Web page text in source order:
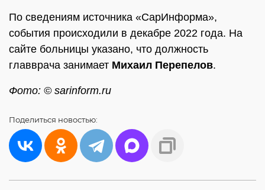
По сведениям источника «СарИнформа»,
события происходили в декабре 2022 года. На
сайте больницы указано, что должность
главврача занимает Михаил Перепелов.
Фото: © sarinform.ru
Поделиться новостью: